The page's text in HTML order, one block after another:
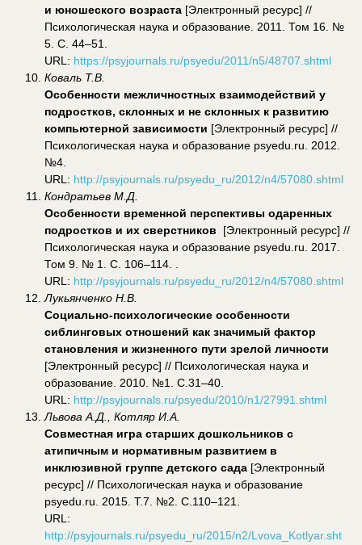
и юношеского возраста [Электронный ресурс] //
Психологическая наука и образование. 2011. Том 16. №
5. С. 44–51.
URL: https://psyjournals.ru/psyedu/2011/n5/48707.shtml
Коваль Т.В.
Особенности межличностных взаимодействий у
подростков, склонных и не склонных к развитию
компьютерной зависимости [Электронный ресурс] //
Психологическая наука и образование psyedu.ru. 2012.
№4.
URL: http://psyjournals.ru/psyedu_ru/2012/n4/57080.shtml
Кондратьев М.Д.
Особенности временной перспективы одаренных
подростков и их сверстников
[Электронный ресурс] //
Психологическая наука и образование psyedu.ru. 2017.
Том 9. № 1. С. 106–114. .
URL: http://psyjournals.ru/psyedu_ru/2012/n4/57080.shtml
Лукьянченко Н.В.
Социально-психологические особенности
сиблинговых отношений как значимый фактор
становления и жизненного пути зрелой личности
[Электронный ресурс] // Психологическая наука и
образование. 2010. №1. С.31–40.
URL: http://psyjournals.ru/psyedu/2010/n1/27991.shtml
Львова А.Д., Котляр И.А.
Совместная игра старших дошкольников с
атипичным и нормативным развитием в
инклюзивной группе детского сада [Электронный
ресурс] // Психологическая наука и образование
psyedu.ru. 2015. Т.7. №2. С.110–121.
URL:
http://psyjournals.ru/psyedu_ru/2015/n2/Lvova_Kotlyar.sht